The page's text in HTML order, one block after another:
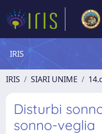
IRIS
IRIS SIARI UNIME
Disturbi
sonno-veglia